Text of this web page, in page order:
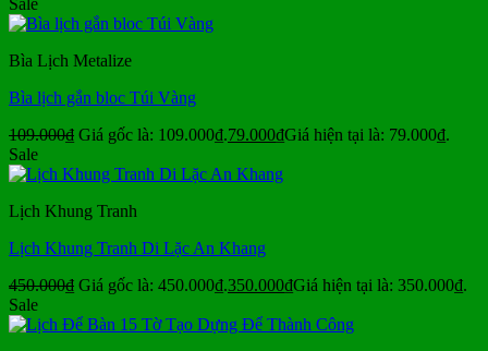
Sale
Bìa Lịch Metalize
Bìa lịch gắn bloc Túi Vàng
109.000₫ Giá gốc là: 109.000₫.79.000₫Giá hiện tại là: 79.000₫.
Sale
Lịch Khung Tranh
Lịch Khung Tranh Di Lặc An Khang
450.000₫ Giá gốc là: 450.000₫.350.000₫Giá hiện tại là: 350.000₫.
Sale